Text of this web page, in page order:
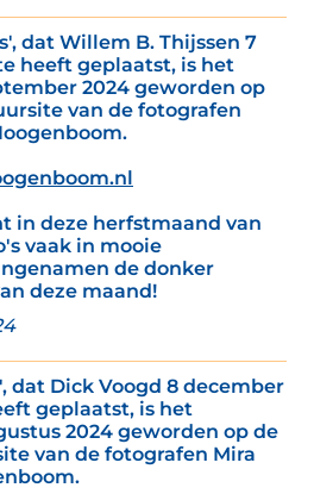
dat Willem B. Thijssen 7
heeft geplaatst, is het
2024 geworden op
van de fotografen
in deze herfstmaand van
vaak in mooie
de donker
deze maand!
dat Dick Voogd 8 december
geplaatst, is het
2024 geworden op de
van de fotografen Mira